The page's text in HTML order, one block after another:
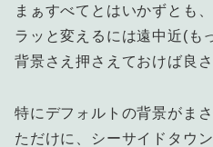
まぁすべてとはいかずとも
ラッと変えるには遠中近(も
背景さえ押さえておけば良さ
特にデフォルトの背景がま
ただけに、シーサイドタウ